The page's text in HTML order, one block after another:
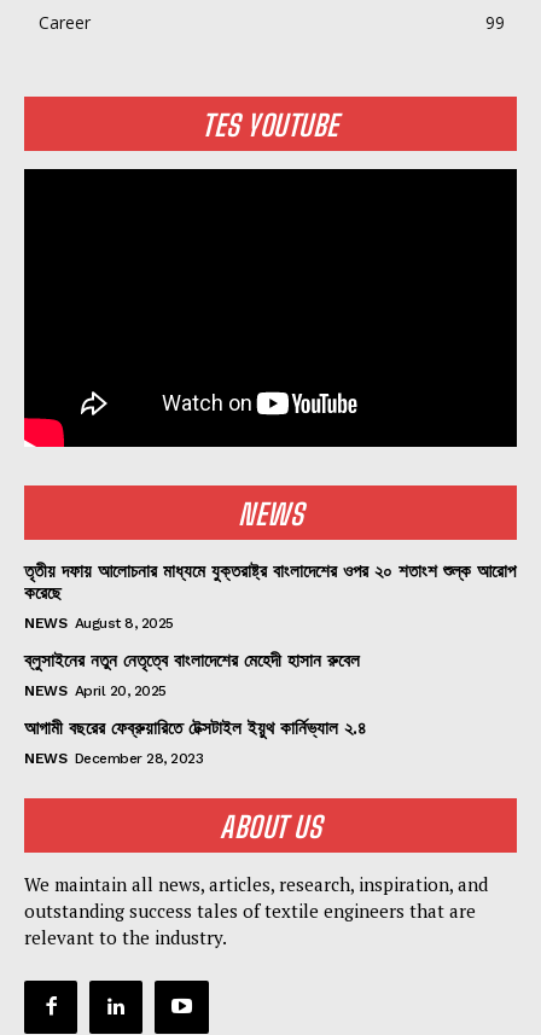
Career
99
TES YOUTUBE
NEWS
তৃতীয় দফায় আলোচনার মাধ্যমে যুক্তরাষ্ট্র বাংলাদেশের ওপর ২০ শতাংশ শুল্ক আরোপ
করেছে
NEWS August 8, 2025
ব্লুসাইনের নতুন নেতৃত্বে বাংলাদেশের মেহেদী হাসান রুবেল
NEWS April 20, 2025
আগামী বছরের ফেব্রুয়ারিতে টেক্সটাইল ইয়ুথ কার্নিভ্যাল ২.৪
NEWS December 28, 2023
ABOUT US
We maintain all news, articles, research, inspiration, and
outstanding success tales of textile engineers that are
relevant to the industry.